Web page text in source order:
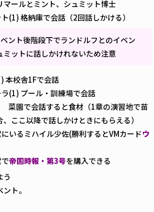
マールとミント、シュミット博士
(1) 格納庫で会話（2回話しかける）
ント後階段下でランドルフとのイベン
ミットに話しかけれないため注意
本校舎1Fで会話
(1) プール・訓練場で会話
菜園で会話すると食材（1章の演習地で苗
ここ以降で話しかけときにもらえる）
いるミハイル少佐(勝利するとVMカードウ
帝国時報・第3号を購入できる
う
ト。